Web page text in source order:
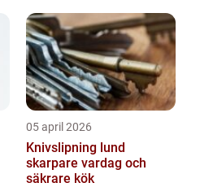
05 april 2026
Knivslipning lund
skarpare vardag och
säkrare kök